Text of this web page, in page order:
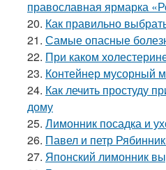
православная ярмарка
20. Как правильно
21. Самые опасные
22. При каком
23. Контейнер мусорный
24. Как лечить простуду
дому
25. Лимонник посадка и
26. Павел и петр
27. Японский лимонник